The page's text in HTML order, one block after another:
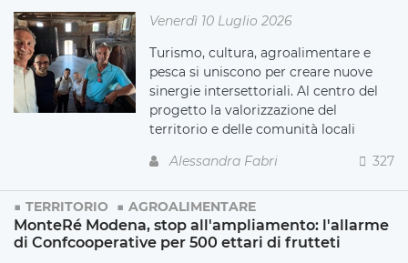
Venerdì 10 Luglio 2026
Turismo, cultura, agroalimentare e
pesca si uniscono per creare nuove
sinergie intersettoriali. Al centro del
progetto la valorizzazione del
territorio e delle comunità locali
Alessandra Fabri
327
TERRITORIO AGROALIMENTARE
MonteRé Modena, stop all'ampliamento: l'allarme
di Confcooperative per 500 ettari di frutteti